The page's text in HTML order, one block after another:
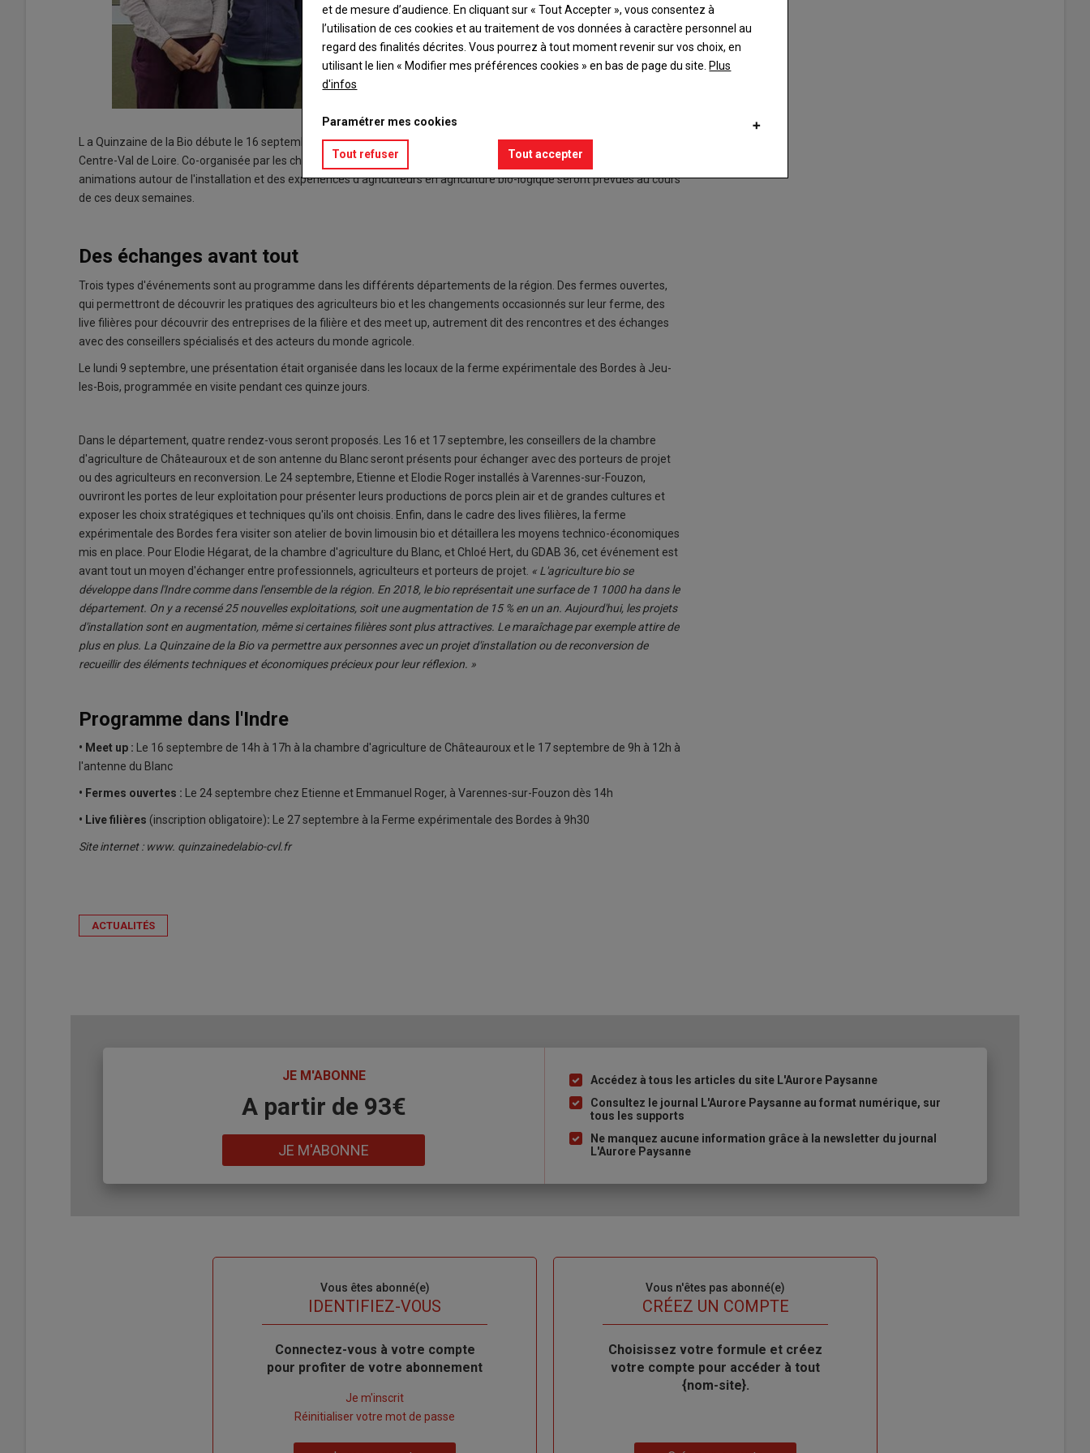
L a Quinzaine de la Bio débute le 16 septembre prochain. Cette manifestation se déroulera sur l'ensemble de la région
Centre-Val de Loire. Co-organisée par les chambres d'agriculture et Bio Centre, plusieurs visites d'exploitations et des
animations autour de l'installation et des expériences d'agriculteurs en agriculture bio-logique seront prévues au cours
de ces deux semaines.
Des échanges avant tout
Trois types d'événements sont au programme dans les différents départements de la région. Des fermes ouvertes,
qui permettront de découvrir les pratiques des agriculteurs bio et les changements occasionnés sur leur ferme, des
live filières pour découvrir des entreprises de la filière et des meet up, autrement dit des rencontres et des échanges
avec des conseillers spécialisés et des acteurs du monde agricole.
Le lundi 9 septembre, une présentation était organisée dans les locaux de la ferme expérimentale des Bordes à Jeu-
les-Bois, programmée en visite pendant ces quinze jours.
Dans le département, quatre rendez-vous seront proposés. Les 16 et 17 septembre, les conseillers de la chambre
d'agriculture de Châteauroux et de son antenne du Blanc seront présents pour échanger avec des porteurs de projet
ou des agriculteurs en reconversion. Le 24 septembre, Etienne et Elodie Roger installés à Varennes-sur-Fouzon,
ouvriront les portes de leur exploitation pour présenter leurs productions de porcs plein air et de grandes cultures et
exposer les choix stratégiques et techniques qu'ils ont choisis. Enfin, dans le cadre des lives filières, la ferme
expérimentale des Bordes fera visiter son atelier de bovin limousin bio et détaillera les moyens technico-économiques
mis en place. Pour Elodie Hégarat, de la chambre d'agriculture du Blanc, et Chloé Hert, du GDAB 36, cet événement est
avant tout un moyen d'échanger entre professionnels, agriculteurs et porteurs de projet. « L'agriculture bio se
développe dans l'Indre comme dans l'ensemble de la région. En 2018, le bio représentait une surface de 1 1000 ha dans le
département. On y a recensé 25 nouvelles exploitations, soit une augmentation de 15 % en un an. Aujourd'hui, les projets
d'installation sont en augmentation, même si certaines filières sont plus attractives. Le maraîchage par exemple attire de
plus en plus. La Quinzaine de la Bio va permettre aux personnes avec un projet d'installation ou de reconversion de
recueillir des éléments techniques et économiques précieux pour leur réflexion. »
Programme dans l'Indre
• Meet up :
Le 16 septembre de 14h à 17h à la chambre d'agriculture de Châteauroux et le 17 septembre de 9h à 12h à
l'antenne du Blanc
• Fermes ouvertes : Le 24 septembre chez Etienne et Emmanuel Roger, à Varennes-sur-Fouzon dès 14h
• Live filières (inscription obligatoire): Le 27 septembre à la Ferme expérimentale des Bordes à 9h30
Site internet : www. quinzainedelabio-cvl.fr
ACTUALITÉS
JE M'ABONNE
A partir de 93€
JE M'ABONNE
Liste
à
puce
Accédez à tous les articles du site L'Aurore Paysanne
Consultez le journal L'Aurore Paysanne au format numérique, sur
tous les supports
Ne manquez aucune information grâce à la newsletter du journal
L'Aurore Paysanne
Vous êtes abonné(e)
IDENTIFIEZ-VOUS
Body
Connectez-vous à votre compte
pour profiter de votre abonnement
Je m'inscrit
Réinitialiser votre mot de passe
Vous n'êtes pas abonné(e)
TITRECRÉEZ UN COMPTE
Body
Choisissez votre formule et créez
votre compte pour accéder à tout
{nom-site}.
et de mesure d’audience. En cliquant sur « Tout Accepter », vous consentez à
l’utilisation de ces cookies et au traitement de vos données à caractère personnel au
regard des finalités décrites. Vous pourrez à tout moment revenir sur vos choix, en
utilisant le lien « Modifier mes préférences cookies » en bas de page du site.Plus
d'infos
Paramétrer mes cookies
Tout refuser Tout accepter